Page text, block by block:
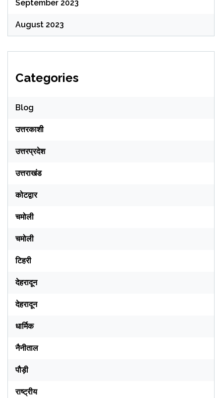
September 2023
August 2023
Categories
Blog
उत्तरकाशी
उत्तरप्रदेश
उत्तराखंड
कोटद्वार
चमोली
चमोली
टिहरी
देहरादून
देहरादून
धार्मिक
नैनीताल
पौड़ी
राष्ट्रीय